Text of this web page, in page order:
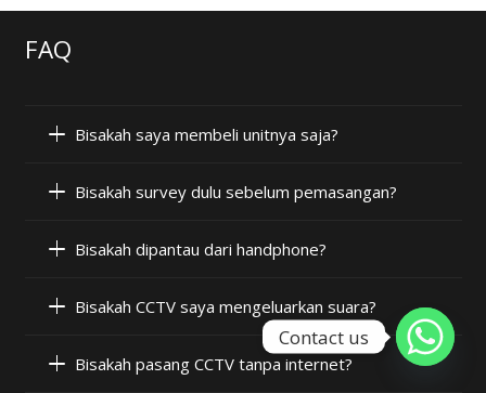
FAQ
Bisakah saya membeli unitnya saja?
Bisakah survey dulu sebelum pemasangan?
Bisakah dipantau dari handphone?
Bisakah CCTV saya mengeluarkan suara?
Bisakah pasang CCTV tanpa internet?
Contact us